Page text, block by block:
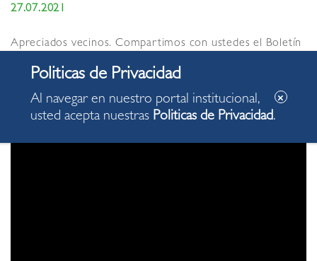
27.07.2021
Apreciados vecinos. Compartimos con ustedes el Boletín
de hoy martes, 27 de julio de 2021, con algunas de las
acciones desarrolladas en nuestro distrito.
Al navegar en nuestro portal institucional,
usted acepta nuestras Politicas de Privacidad.